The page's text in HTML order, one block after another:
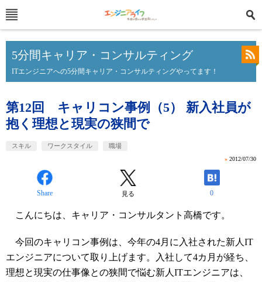
5分間キャリア・コンサルティング
ITエンジニアへの5分間キャリア・コンサルティングやってます！
第12回 キャリコン事例（5） 新入社員が
抱く理想と現実の狭間で
スキル ワークスタイル 職場
» 2012/07/30
Share 見る 0
こんにちは、キャリア・コンサルタント高橋です。
今回のキャリコン事例は、今年の4月に入社された新人IT
エンジニアについて取り上げます。入社して4カ月が経ち、
理想と現実の仕事像との狭間で悩む新人ITエンジニアは、